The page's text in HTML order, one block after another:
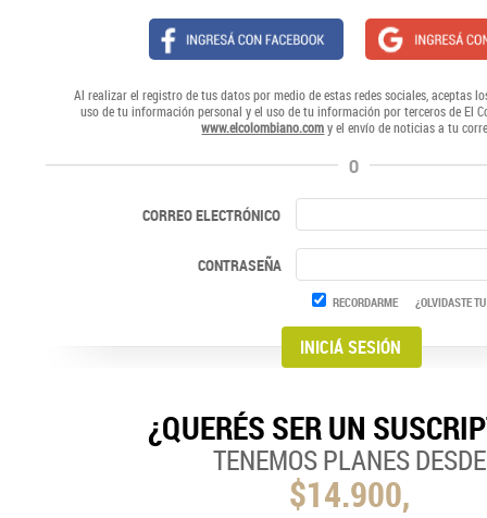
Al realizar el registro de tus datos por medio de estas redes sociales, aceptas
uso de tu información personal y el uso de tu información por terceros de El
www.elcolombiano.comy el envío de noticias a tu
O
CORREO ELECTRÓNICO
CONTRASEÑA
RECORDARME ¿OLVIDASTE TU
¿QUERÉS SER UN
TENEMOS PLANES DESDE
$14.900,